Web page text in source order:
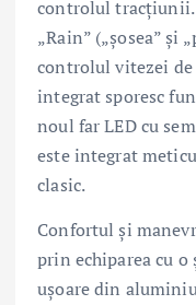
controlul tracțiunii.
„Rain” („șosea” și
controlul vitezei de
integrat sporesc
noul far LED cu
este integrat
clasic.
Confortul și
prin echiparea cu
ușoare din